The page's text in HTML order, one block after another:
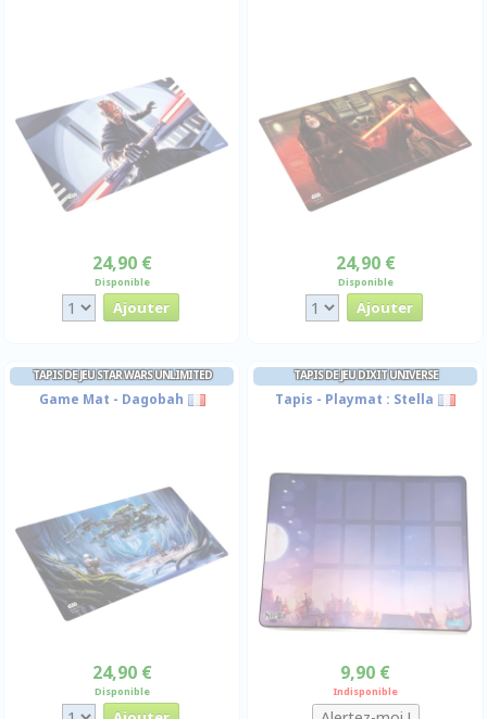
24,90 €
Disponible
24,90 €
Disponible
TAPIS DE JEU STAR WARS UNLIMITED
Game Mat - Dagobah
24,90 €
Disponible
TAPIS DE JEU DIXIT UNIVERSE
Tapis - Playmat : Stella
9,90 €
Indisponible